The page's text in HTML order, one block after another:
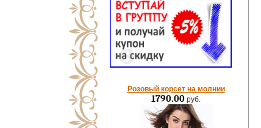
Розовый корсет на молнии
1790.00 руб.